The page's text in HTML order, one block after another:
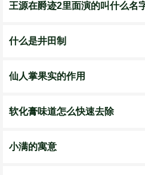
王源在爵迹2里面演的叫什么名
什么是井田制
仙人掌果实的作用
软化膏味道怎么快速去除
小满的寓意